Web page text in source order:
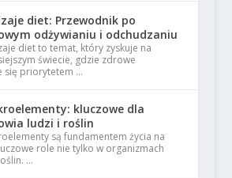
diet: Przewodnik po
odżywianiu i odchudzaniu
diet to temat, który zyskuje na
świecie, gdzie zdrowe
się priorytetem …
kluczowe dla
ludzi i roślin
są fundamentem życia na
role nie tylko w organizmach
…